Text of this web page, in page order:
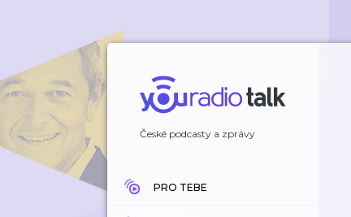
České podcasty a zprávy
PRO TEBE